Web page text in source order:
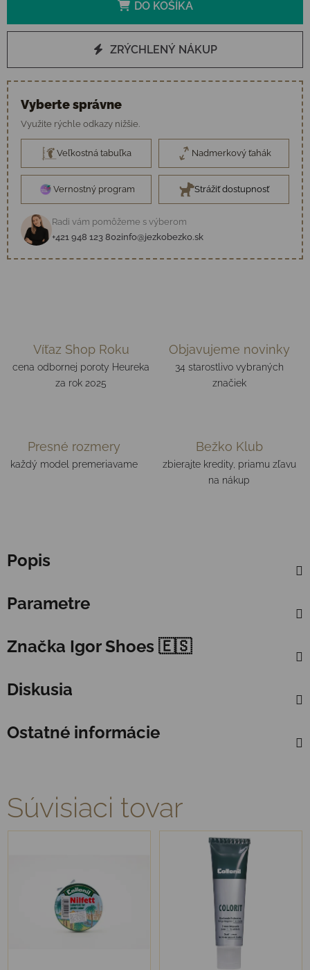
DO KOŠÍKA
ZRÝCHLENÝ NÁKUP
Vyberte správne
Využite rýchle odkazy nižšie.
Veľkostná tabuľka Nadmerkový ťahák
Vernostný program Strážiť dostupnosť
Radi vám pomôžeme s výberom
+421 948 123 802info@jezkobezko.sk
Víťaz Shop Roku
cena odbornej poroty Heureka
za rok 2025
Objavujeme novinky
34 starostlivo vybraných
značiek
Presné rozmery
každý model premeriavame
Bežko Klub
zbierajte kredity, priamu zľavu
na nákup
Popis
Parametre
Značka Igor Shoes 🇪🇸
Diskusia
Ostatné informácie
Súvisiaci tovar